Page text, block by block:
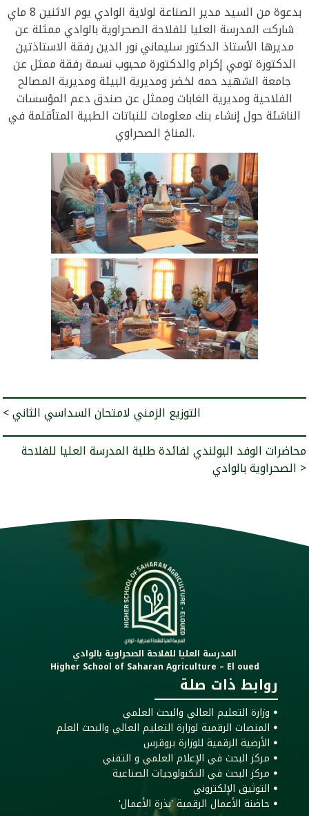
بدعوة من السيد مدير الصناعة لولاية الوادي يوم الاثنين 8 ماي
شاركت المدرسة العليا للفلاحة الصحراوية بالوادي ممثلة عن
مديرها الأستاذ الدكتور سليماني نور الدين رفقة الاستاذتين
الدكتورة تومي إكرام والدكتورة محبوب نسمة رفقة ممثل عن
جامعة الشهيد حمه لخضر ومديرية البيئة ومديرية المصالح
الفلاحية ومديرية الغابات وممثل عن صندق دعم المؤسسات
الناشئة حول إنشاء بنك معلومات للنباتات الطبية المتأقلمة في
المناخ الصحراوي.
< التوزيع الزمني لامتحان السداسي الثاني
محاضرات الوفد البولندي لفائدة طلبة المدرسة العليا للفلاحة
الصحراوية بالوادي >
المدرسة العليا للفلاحة الصحراوية بالوادي
Higher School of Saharan Agriculture – El oued
روابط ذات صلة
ꔷ وزارة التعليم العالي والبحث العلمي
ꔷ المنصات الرقمية لوزارة التعليم العالي والبحث العلم
ꔷ الأرضية الرقمية للوزارة بروقرس
ꔷ مركز البحث في الإعلام العلمي و التقني
ꔷ مركز البحث في التكنولوجيات الصناعية
ꔷ التوثيق الإلكتروني
ꔷ حاضنة الأعمال الرقمية 'بذرة الأعمال'